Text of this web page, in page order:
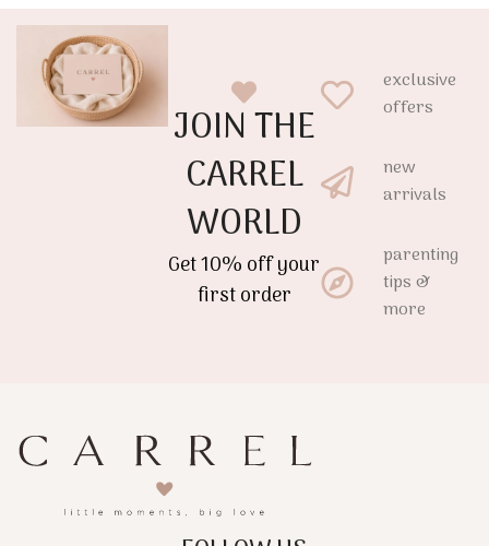
JOIN THE
CARREL
WORLD
Get 10% off your
first order
exclusive
offers
new
arrivals
parenting
tips &
more